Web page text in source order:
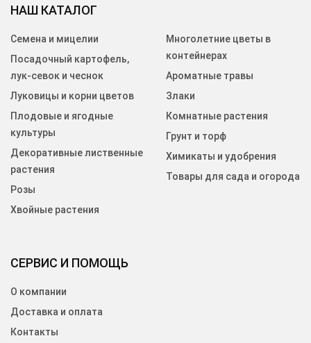
СЕРВИС И ПОМОЩЬ
О компании
Доставка и оплата
Контакты
НАШ КАТАЛОГ
Семена и мицелии
Посадочный картофель,
лук-севок и чеснок
Луковицы и корни цветов
Плодовые и ягодные
культуры
Декоративные лиственные
растения
Розы
Хвойные растения
Многолетние цветы в
контейнерах
Ароматные травы
Злаки
Комнатные растения
Грунт и торф
Химикаты и удобрения
Товары для сада и огорода